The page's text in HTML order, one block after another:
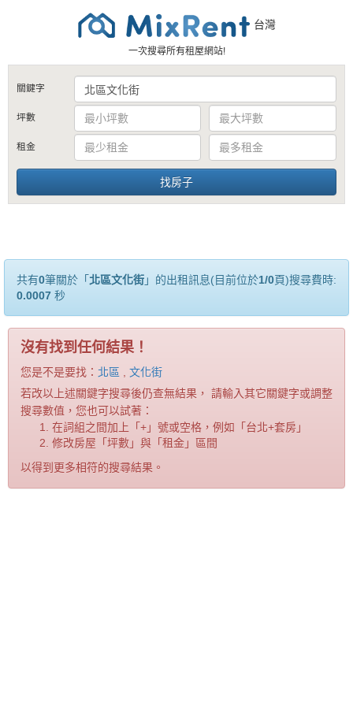
台灣
一次搜尋所有租屋網站!
關鍵字
坪數
租金
共有0筆關於「 北區文化街」的出租訊息(目前位於1/0頁)搜尋費時:
0.0007 秒
沒有找到任何結果！
您是不是要找： 北區 , 文化街
若改以上述關鍵字搜尋後仍查無結果， 請輸入其它關鍵字或調整
搜尋數值，您也可以試著：
在詞組之間加上「+」號或空格，例如「台北+套房」
修改房屋「坪數」與「租金」區間
以得到更多相符的搜尋結果。